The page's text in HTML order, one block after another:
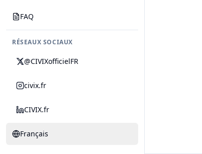
FAQ
RÉSEAUX SOCIAUX
@CIVIXofficielFR
civix.fr
CIVIX.fr
Français